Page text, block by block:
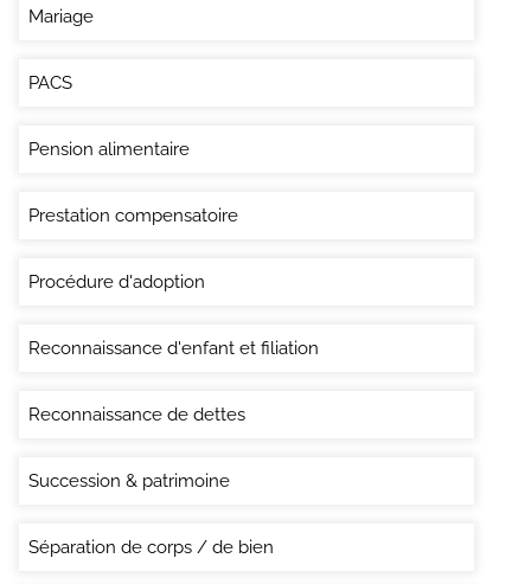
Mariage
PACS
Pension alimentaire
Prestation compensatoire
Procédure d'adoption
Reconnaissance d'enfant et filiation
Reconnaissance de dettes
Succession & patrimoine
Séparation de corps / de bien